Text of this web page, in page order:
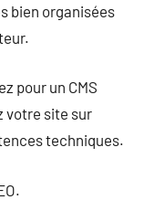
bien organisées
pour un CMS
votre site sur
techniques.